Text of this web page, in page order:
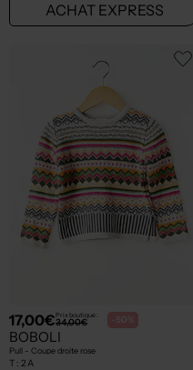
ACHAT EXPRESS
17,00€Prix boutique :
34,00€ -50%
BOBOLI
Pull - Coupe droite rose
T : 2 A